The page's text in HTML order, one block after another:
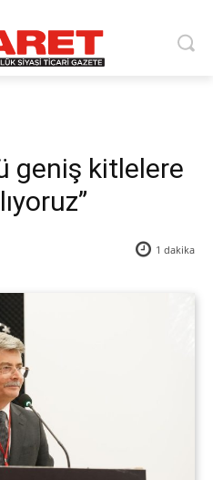
geniş kitlelere
1 dakika